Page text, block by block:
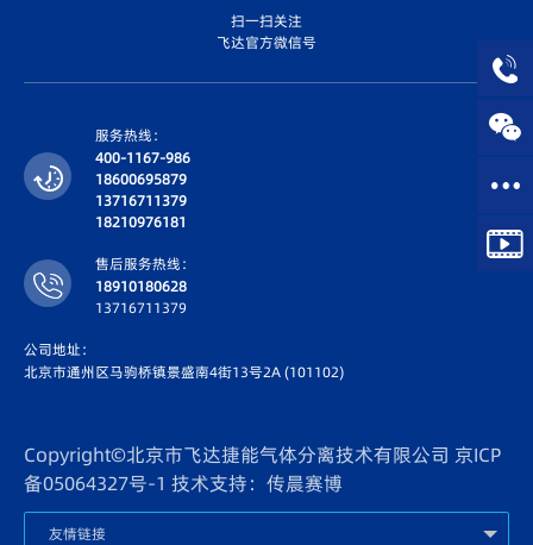
扫一扫关注
飞达官方微信号
服务热线：
400-1167-986
18600695879
13716711379
18210976181
售后服务热线：
18910180628
13716711379
公司地址：
北京市通州区马驹桥镇景盛南4街13号2A (101102)
Copyright©北京市飞达捷能气体分离技术有限公司 京ICP
备05064327号-1 技术支持：传晨赛博